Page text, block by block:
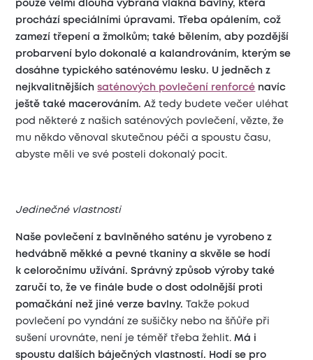
pouze velmi dlouhá vybraná vlákna bavlny, která
prochází speciálními úpravami.
Třeba opálením, což
zamezí třepení a žmolkům; také bělením, aby pozdější
probarvení bylo dokonalé a kalandrováním, kterým se
dosáhne typického saténovému lesku. U jedněch z
nejkvalitnějšíchsaténových povlečení renforcé navíc
ještě také macerováním. Až tedy budete večer uléhat
pod některé z našich saténových povlečení, vězte, že
mu někdo věnoval skutečnou péči a spoustu času,
abyste měli ve své posteli dokonalý pocit.
Jedinečné vlastnosti
Naše povlečení z bavlněného saténu je vyrobeno z
hedvábně měkké a pevné tkaniny a skvěle se hodí
k celoročnímu užívání. Správný způsob výroby také
zaručí to, že ve finále bude o dost odolnější proti
pomačkání než jiné verze bavlny.Takže pokud
povlečení po vyndání ze sušičky nebo na šňůře při
sušení urovnáte, není je téměř třeba žehlit.Má i
spoustu dalších báječných vlastností. Hodí se pro